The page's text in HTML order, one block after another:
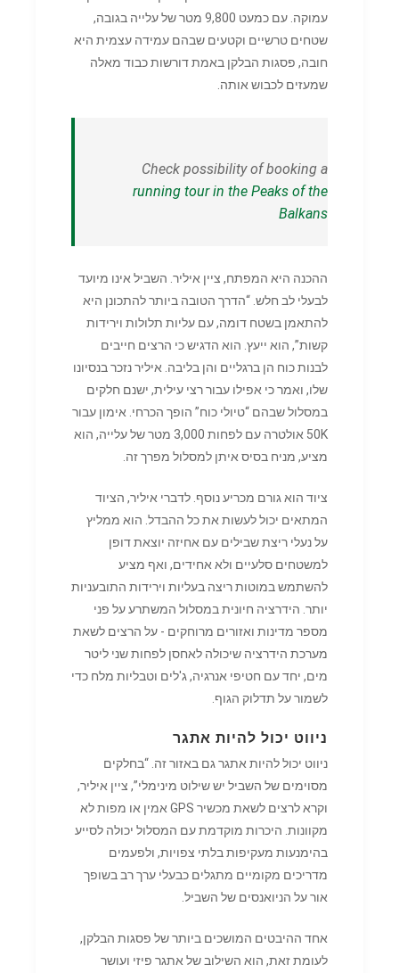
עמוקה. עם כמעט 9,800 מטר של עלייה בגובה,
שטחים טרשיים וקטעים שבהם עמידה עצמית היא
חובה, פסגות הבלקן באמת דורשות כבוד מאלה
שמעזים לכבוש אותה.
Check possibility of booking a
running tour in the Peaks of the
Balkans
ההכנה היא המפתח, ציין איליר. השביל אינו מיועד
לבעלי לב חלש. “הדרך הטובה ביותר להתכונן היא
להתאמן בשטח דומה, עם עליות תלולות וירידות
קשות”, הוא ייעץ. הוא הדגיש כי הרצים חייבים
לבנות כוח הן ברגליים והן בליבה. איליר נזכר בנסיונו
שלו, ואמר כי אפילו עבור רצי עילית, ישנם חלקים
במסלול שבהם “טיולי כוח” הופך הכרחי. אימון עבור
50K אולטרה עם לפחות 3,000 מטר של עלייה, הוא
מציע, מניח בסיס איתן למסלול מפרך זה.
ציוד הוא גורם מכריע נוסף. לדברי איליר, הציוד
המתאים יכול לעשות את כל ההבדל. הוא ממליץ
על נעלי ריצת שבילים עם אחיזה יוצאת דופן
למשטחים סלעיים ולא אחידים, ואף מציע
להשתמש במוטות ריצה בעליות וירידות התובעניות
יותר. הידרציה חיונית במסלול המשתרע על פני
מספר מדינות ואזורים מרוחקים - על הרצים לשאת
מערכת הידרציה שיכולה לאחסן לפחות שני ליטר
מים, יחד עם חטיפי אנרגיה, ג'לים וטבליות מלח כדי
לשמור על תדלוק הגוף.
ניווט יכול להיות אתגר
ניווט יכול להיות אתגר גם באזור זה. “בחלקים
מסוימים של השביל יש שילוט מינימלי”, ציין איליר,
וקרא לרצים לשאת מכשיר GPS אמין או מפות לא
מקוונות. היכרות מוקדמת עם המסלול יכולה לסייע
בהימנעות מעקיפות בלתי צפויות, ולפעמים
מדריכים מקומיים מתגלים כבעלי ערך רב בשופך
אור על הניואנסים של השביל.
אחד ההיבטים המושכים ביותר של פסגות הבלקן,
לעומת זאת, הוא השילוב של אתגר פיזי ועושר